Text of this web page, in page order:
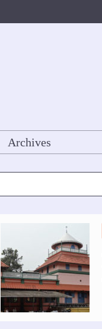
Archives